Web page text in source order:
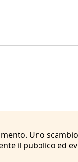
Uno
il pubblico ed